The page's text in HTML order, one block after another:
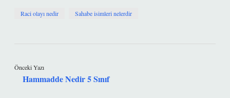
Raci olayı nedir Sahabe isimleri nelerdir
Önceki Yazı
Hammadde Nedir 5 Sınıf